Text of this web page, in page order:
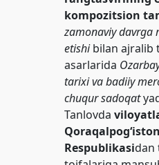
kompozitsion
zamonaviy davrga
etishibilan ajralib
asarlarida
tarixi va badiiy
chuqur sadoqat
Tanlovda
Qoraqalpog‘iston
Respublikasidan